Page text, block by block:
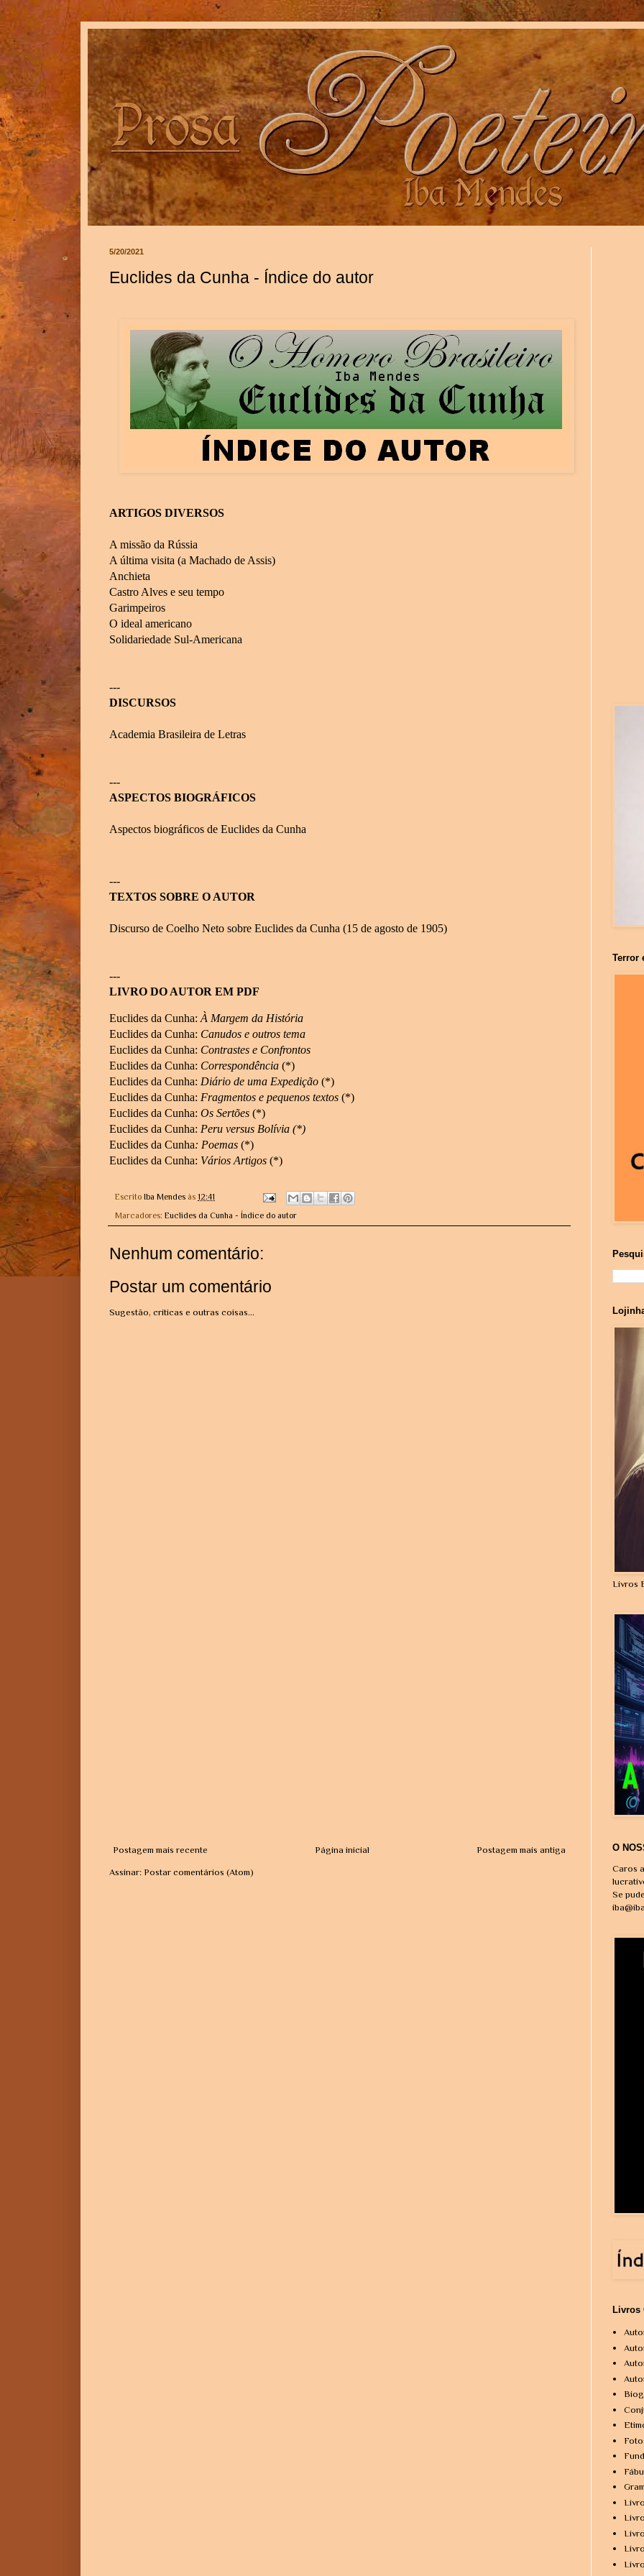
5/20/2021
Euclides da Cunha - Índice do autor
ARTIGOS DIVERSOS
A missão da Rússia
A última visita (a Machado de Assis)
Anchieta
Castro Alves e seu tempo
Garimpeiros
O ideal americano
Solidariedade Sul-Americana
---
DISCURSOS
Academia Brasileira de Letras
---
ASPECTOS BIOGRÁFICOS
Aspectos biográficos de Euclides da Cunha
---
TEXTOS SOBRE O AUTOR
Discurso de Coelho Neto sobre Euclides da Cunha (15 de agosto de 1905)
---
LIVRO DO AUTOR EM PDF
Euclides da Cunha: À Margem da História
Euclides da Cunha: Canudos e outros tema
Euclides da Cunha: Contrastes e Confrontos
Euclides da Cunha: Correspondência (*)
Euclides da Cunha: Diário de uma Expedição (*)
Euclides da Cunha: Fragmentos e pequenos textos (*)
Euclides da Cunha: Os Sertões (*)
Euclides da Cunha: Peru versus Bolívia (*)
Euclides da Cunha: Poemas (*)
Euclides da Cunha: Vários Artigos (*)
Escrito Iba Mendes às 12:41
Marcadores: Euclides da Cunha - Índice do autor
Nenhum comentário:
Postar um comentário
Sugestão, críticas e outras coisas...
Postagem mais recente Postagem mais antiga
Página inicial
Assinar: Postar comentários (Atom)
Terror
Livros
O
Caros
Se
Livros